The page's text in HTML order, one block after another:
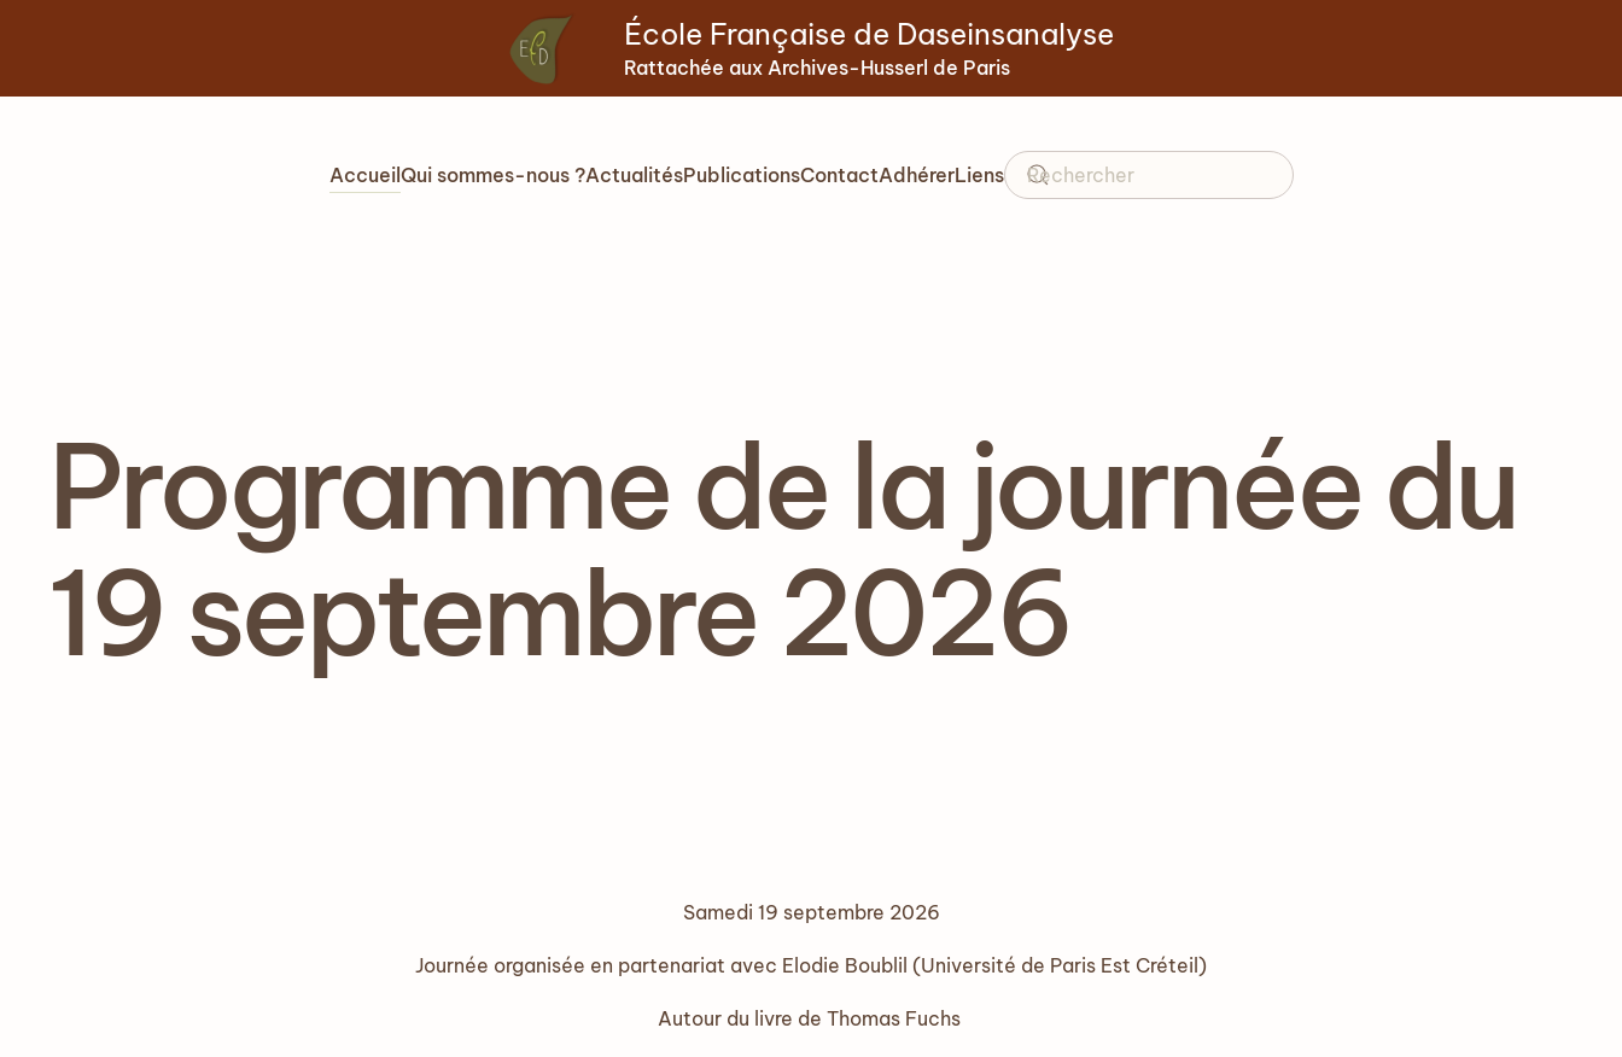
École Française de Daseinsanalyse
Rattachée aux Archives-Husserl de Paris
AccueilQui sommes-nous ?ActualitésPublicationsContactAdhérerLiens
Programme de la journée du
19 septembre 2026
Samedi 19 septembre 2026
Journée organisée en partenariat avec Elodie Boublil (Université de Paris Est Créteil)
Autour du livre de Thomas Fuchs